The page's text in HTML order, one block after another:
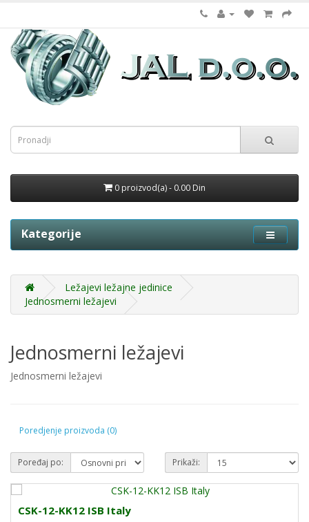
0 proizvod(a) - 0.00 Din
Kategorije
Ležajevi ležajne jedinice
Jednosmerni ležajevi
Jednosmerni ležajevi
Jednosmerni ležajevi
Poredjenje proizvoda (0)
Poređaj po: Prikaži:
CSK-12-KK12 ISB Italy